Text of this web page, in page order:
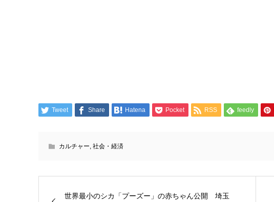
Tweet Share Hatena Pocket RSS feedly
カルチャー 社会・経済
世界最小のシカ「プーズー」の赤ちゃん公開 埼玉